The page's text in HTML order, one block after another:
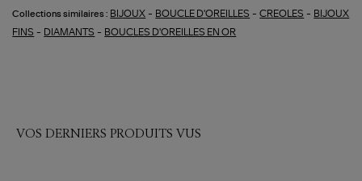
Collections similaires : BIJOUX - BOUCLE D'OREILLES -CREOLES - BIJOUX
FINS - DIAMANTS - BOUCLES D'OREILLES EN OR
VOS DERNIERS PRODUITS VUS